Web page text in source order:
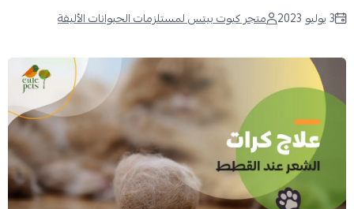
3 يوليو 2023 متجر كيوت بيتس لمستلزمات الحيوانات الأليفة